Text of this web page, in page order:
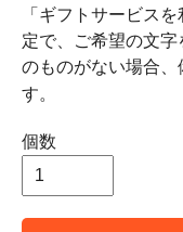
「ギフトサービス
定で、ご希望の文
のものがない場合、
す。
個数